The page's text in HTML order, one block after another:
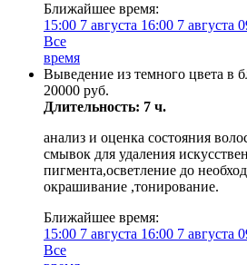
Ближайшее время:
15:00 7 августа 16:00 7 августа
Все
время
Выведение из темного цвета в
20000 руб.
Длительность: 7 ч.
анализ и оценка состояния
смывок для удаления
пигмента,осветление до
окрашивание ,тонирование.
Ближайшее время:
15:00 7 августа 16:00 7 августа
Все